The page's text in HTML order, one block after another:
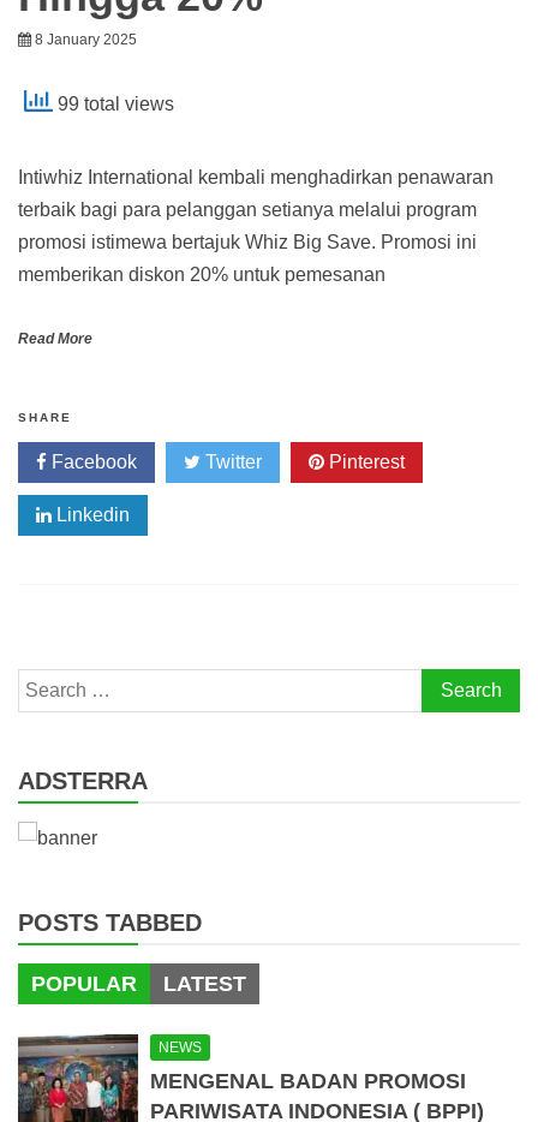
8 January 2025
99 total views
Intiwhiz International kembali menghadirkan penawaran
terbaik bagi para pelanggan setianya melalui program
promosi istimewa bertajuk Whiz Big Save. Promosi ini
memberikan diskon 20% untuk pemesanan
Read More
SHARE
Facebook Twitter Pinterest
Linkedin
Search
for:
ADSTERRA
POSTS TABBED
POPULAR LATEST
NEWS
MENGENAL BADAN PROMOSI
PARIWISATA INDONESIA ( BPPI)